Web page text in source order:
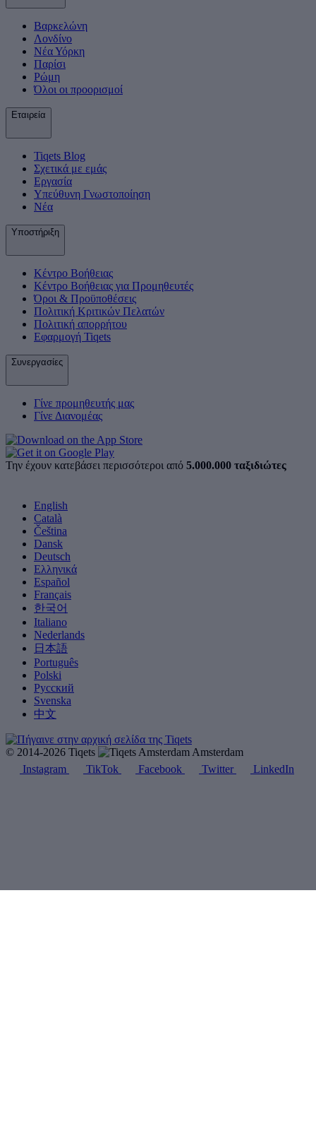
Βαρκελώνη
Λονδίνο
Νέα Υόρκη
Παρίσι
Ρώμη
Όλοι οι προορισμοί
Εταιρεία
Tiqets Βlog
Σχετικά με εμάς
Εργασία
Υπεύθυνη Γνωστοποίηση
Νέα
Υποστήριξη
Κέντρο Βοήθειας
Κέντρο Βοήθειας για Προμηθευτές
Όροι & Προϋποθέσεις
Πολιτική Κριτικών Πελατών
Πολιτική απορρήτου
Εφαρμογή Tiqets
Συνεργασίες
Γίνε προμηθευτής μας
Γίνε Διανομέας
Την έχουν κατεβάσει περισσότεροι από 5.000.000 ταξιδιώτες
English
Català
Čeština
Dansk
Deutsch
Ελληνικά
Español
Français
한국어
Italiano
Nederlands
日本語
Português
Polski
Русский
Svenska
中文
© 2014-2026 Tiqets
Amsterdam
Instagram
TikTok Facebook Twitter LinkedIn